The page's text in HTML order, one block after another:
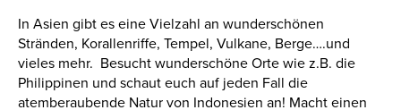
In Asien gibt es eine Vielzahl an wunderschönen
Stränden, Korallenriffe, Tempel, Vulkane, Berge….und
vieles mehr. Besucht wunderschöne Orte wie z.B. die
Philippinen und schaut euch auf jeden Fall die
atemberaubende Natur von Indonesien an! Macht einen